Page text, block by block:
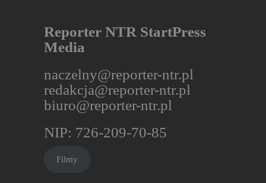
Reporter NTR StartPress
Media
naczelny@reporter-ntr.pl
redakcja@reporter-ntr.pl
biuro@reporter-ntr.pl
NIP: 726-209-70-85
Filmy